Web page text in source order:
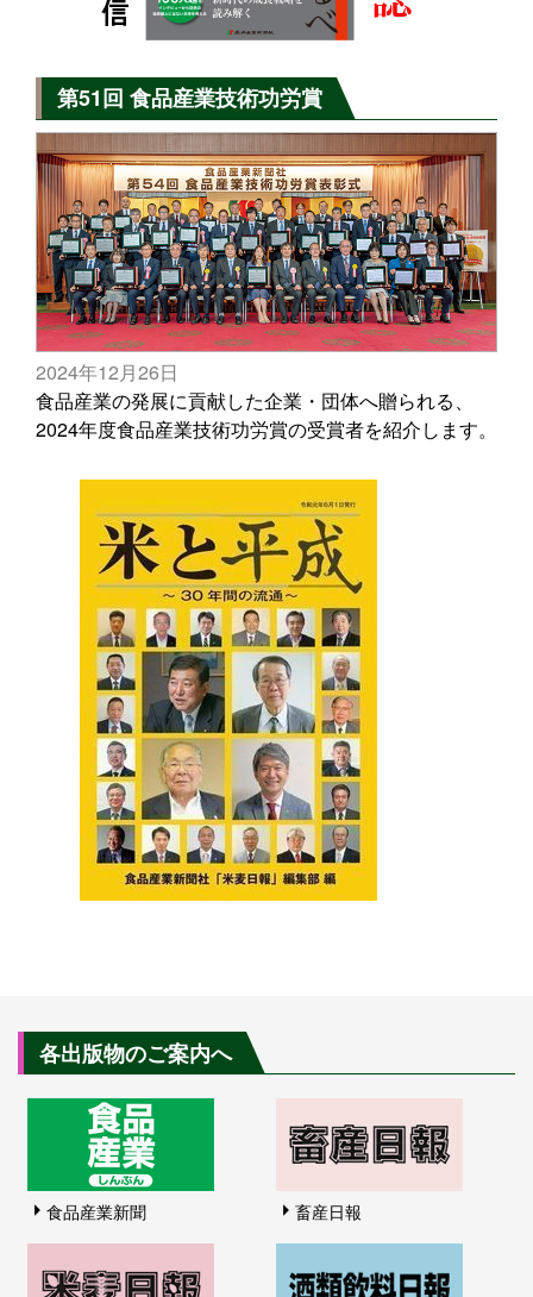
第51回 食品産業技術功労賞
2024年12月26日
食品産業の発展に貢献した企業・団体へ贈られる、
2024年度食品産業技術功労賞の受賞者を紹介します。
各出版物のご案内へ
食品産業新聞 畜産日報